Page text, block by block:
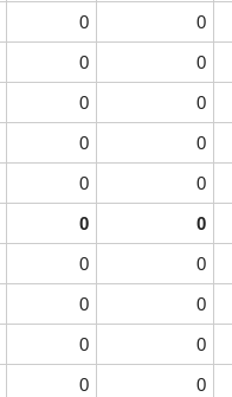
0 0
0 0
0 0
0 0
0 0
0 0
0 0
0 0
0 0
0 0